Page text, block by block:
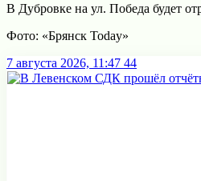
В Дубровке на ул. Победа будет
Фото: «Брянск Today»
7 августа 2026, 11:47 44